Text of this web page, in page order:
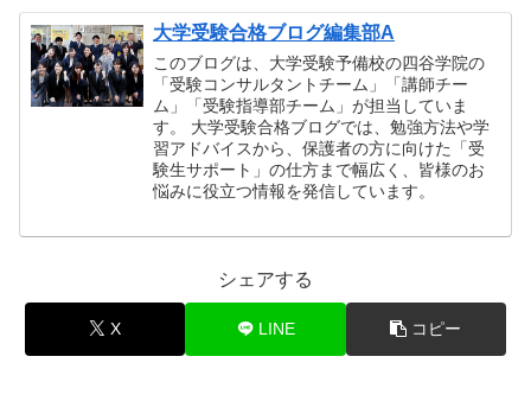
大学受験合格ブログ編集部A
このブログは、大学受験予備校の四谷学院の
「受験コンサルタントチーム」「講師チー
ム」「受験指導部チーム」が担当していま
す。 大学受験合格ブログでは、勉強方法や学
習アドバイスから、保護者の方に向けた「受
験生サポート」の仕方まで幅広く、皆様のお
悩みに役立つ情報を発信しています。
シェアする
X LINE コピー